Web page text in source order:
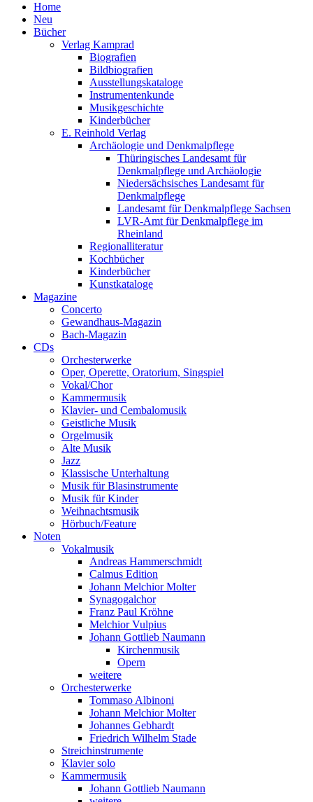
Home
Neu
Bücher
Verlag Kamprad
Biografien
Bildbiografien
Ausstellungskataloge
Instrumentenkunde
Musikgeschichte
Kinderbücher
E. Reinhold Verlag
Archäologie und Denkmalpflege
Thüringisches Landesamt für
Denkmalpflege und Archäologie
Niedersächsisches Landesamt für
Denkmalpflege
Landesamt für Denkmalpflege Sachsen
LVR-Amt für Denkmalpflege im
Rheinland
Regionalliteratur
Kochbücher
Kinderbücher
Kunstkataloge
Magazine
Concerto
Gewandhaus-Magazin
Bach-Magazin
CDs
Orchesterwerke
Oper, Operette, Oratorium, Singspiel
Vokal/Chor
Kammermusik
Klavier- und Cembalomusik
Geistliche Musik
Orgelmusik
Alte Musik
Jazz
Klassische Unterhaltung
Musik für Blasinstrumente
Musik für Kinder
Weihnachtsmusik
Hörbuch/Feature
Noten
Vokalmusik
Andreas Hammerschmidt
Calmus Edition
Johann Melchior Molter
Synagogalchor
Franz Paul Kröhne
Melchior Vulpius
Johann Gottlieb Naumann
Kirchenmusik
Opern
weitere
Orchesterwerke
Tommaso Albinoni
Johann Melchior Molter
Johannes Gebhardt
Friedrich Wilhelm Stade
Streichinstrumente
Klavier solo
Kammermusik
Johann Gottlieb Naumann